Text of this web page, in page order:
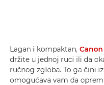
Lagan i kompaktan,
držite u jednoj ruci ili da
ručnog zgloba. To ga čini
omogućava vam da